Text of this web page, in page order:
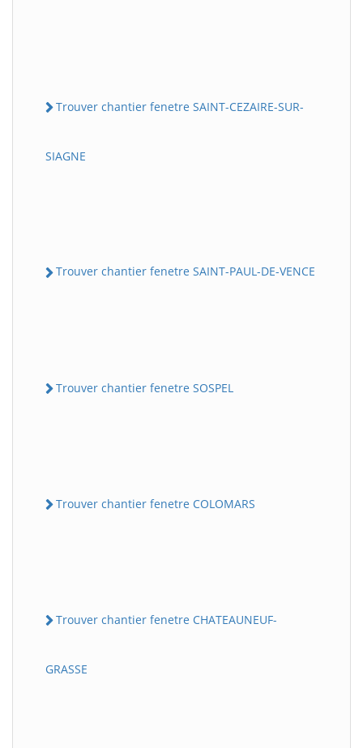
Trouver chantier fenetre SAINT-CEZAIRE-SUR-
SIAGNE
Trouver chantier fenetre SAINT-PAUL-DE-VENCE
Trouver chantier fenetre SOSPEL
Trouver chantier fenetre COLOMARS
Trouver chantier fenetre CHATEAUNEUF-
GRASSE